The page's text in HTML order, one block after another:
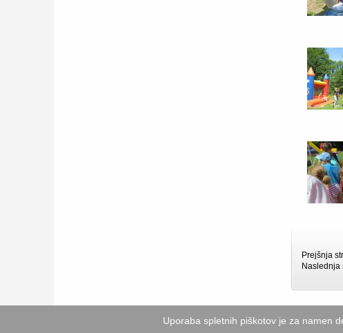
Prejšnja
Naslednja
© OŠ Sostro,
Uporaba spletnih piškotov je za namen